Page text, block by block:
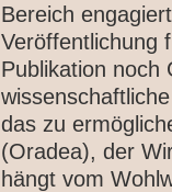
Bereich
Veröffentlichung
Publikation noch
das zu
(Oradea), der
hängt vom